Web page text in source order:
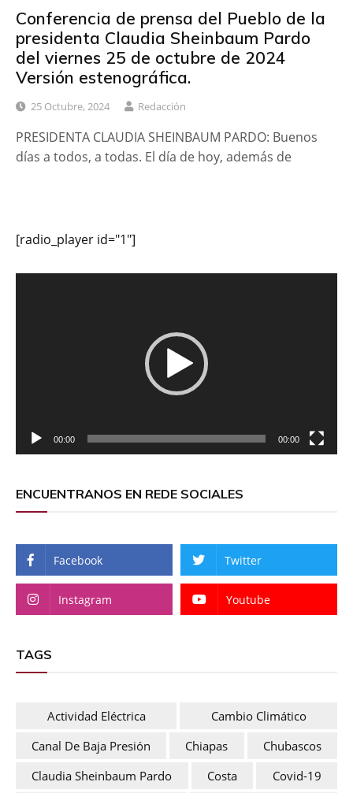
Conferencia de prensa del Pueblo de la
presidenta Claudia Sheinbaum Pardo
del viernes 25 de octubre de 2024
Versión estenográfica.
25 Octubre, 2024 Redacción
PRESIDENTA CLAUDIA SHEINBAUM PARDO: Buenos
días a todos, a todas. El día de hoy, además de
[radio_player id="1"]
00:00 00:00
ENCUENTRANOS EN REDE SOCIALES
Facebook Twitter
Instagram Youtube
TAGS
Actividad Eléctrica
Cambio Climático
Canal De Baja Presión
Chiapas
Chubascos
Claudia Sheinbaum Pardo
Costa
Covid-19